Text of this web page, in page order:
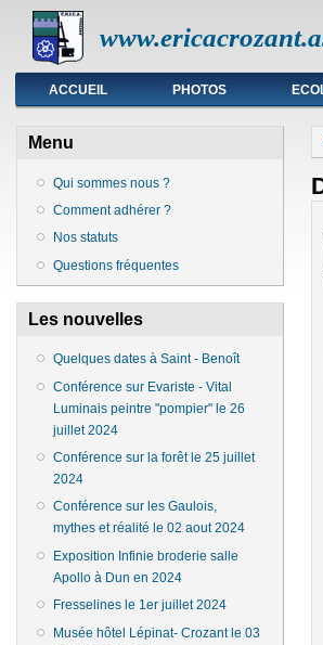
Menu principal
ACCUEIL PHOTOS
Menu
Qui sommes nous ?
Comment adhérer ?
Nos statuts
Questions fréquentes
Les nouvelles
Quelques dates à Saint - Benoît
Conférence sur Evariste - Vital
Luminais peintre "pompier" le 26
juillet 2024
Conférence sur la forêt le 25 juillet
2024
Conférence sur les Gaulois,
mythes et réalité le 02 aout 2024
Exposition Infinie broderie salle
Apollo à Dun en 2024
Fresselines le 1er juillet 2024
Musée hôtel Lépinat- Crozant le 03